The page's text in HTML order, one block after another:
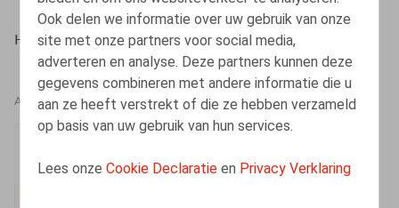
Ook delen we informatie over uw gebruik van onze
site met onze partners voor social media,
adverteren en analyse. Deze partners kunnen deze
gegevens combineren met andere informatie die u
aan ze heeft verstrekt of die ze hebben verzameld
op basis van uw gebruik van hun services.
Lees onzeCookie Declaratie en Privacy Verklaring
HR.square (online), 15/04/2022
AUTEURS
Medewerker